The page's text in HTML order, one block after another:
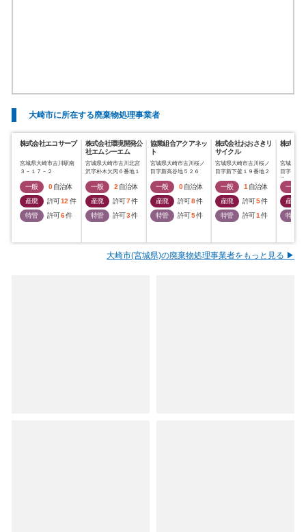
大崎市に所在する廃棄物処理事業者
株式会社エコサーブ
宮城県大崎市古川駅南
３－１７－２
一般 0 自治体
産廃
許可12 件
特管
許可6件
株式会社環境開発公
社エムシーエム
宮城県大崎市古川北宮
沢字朴木欠丙６番地１
一般 2 自治体
産廃
許可7件
特管
許可3件
協業組合アクアネッ
ト
宮城県大崎市古川桜ノ
目字新高谷地５２６
一般 0 自治体
産廃
許可8件
特管
許可5件
株式会社おおさきリ
サイクル
宮城県大崎市古川桜ノ
目字新下釜１９番地２
一般 1 自治体
産廃
許可5件
特管
許可1 件
株式会
宮城県大
目字新下
地
一般
産廃
特管
大崎市(宮城県)の廃棄物処理事業者をもっと見る ▶